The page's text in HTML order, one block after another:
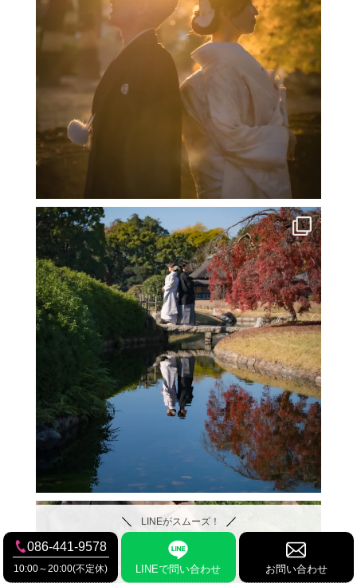
LINEがスムーズ！
086-441-9578
10:00～20:00(不定休) LINEで問い合わせ お問い合わせ